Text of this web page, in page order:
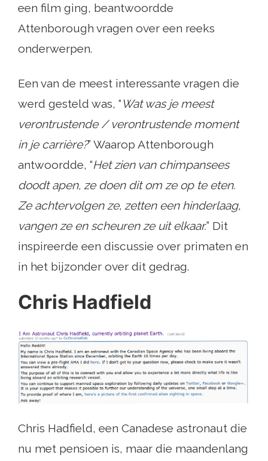
een film ging, beantwoordde
Attenborough vragen over een reeks
onderwerpen.
Een van de meest interessante vragen die
werd gesteld was, “Wat was je meest
verontrustende / verontrustende moment
in je carrière?” Waarop Attenborough
antwoordde, “Het zien van chimpansees
doodt apen, ze doen dit om ze op te eten.
Ze achtervolgen ze, zetten een hinderlaag,
vangen ze en scheuren ze uit elkaar.” Dit
inspireerde een discussie over primaten en
in het bijzonder over dit gedrag.
Chris Hadfield
Chris Hadfield, een Canadese astronaut die
nu met pensioen is, maar die maandenlang